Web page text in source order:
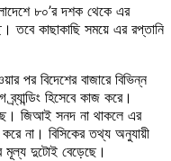
৮০’র দশক থেকে এর
তবে কাছাকাছি সময়ে এর রপ্তানি
পর বিদেশের বাজারে বিভিন্ন
হিসেবে কাজ করে।
জিআই সনদ না থাকলে এর
না। বিসিকের তথ্য অনুযায়ী
মূল্য দুটোই বেড়েছে।